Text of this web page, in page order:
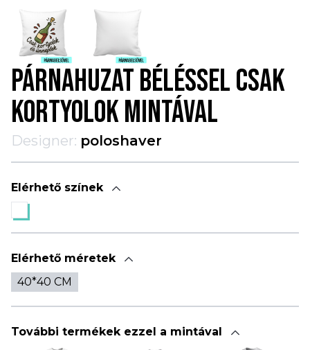
PÁRNAHUZAT BÉLÉSSEL CSAK
KORTYOLOK MINTÁVAL
Designer: poloshaver
Elérhető színek
Elérhető méretek
40*40 CM
További termékek ezzel a mintával